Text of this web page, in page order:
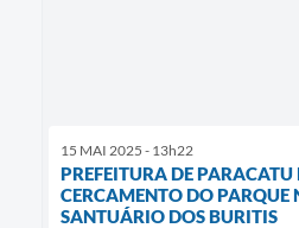
15 MAI 2025 - 13h22
PREFEITURA DE PARACATU
CERCAMENTO DO PARQUE
SANTUÁRIO DOS BURITIS